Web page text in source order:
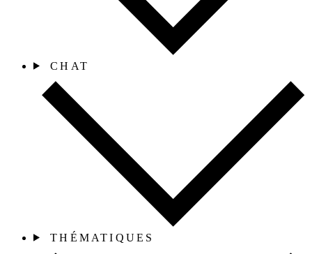
CHAT
THÉMATIQUES